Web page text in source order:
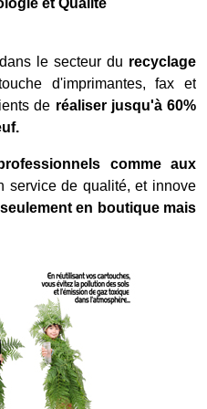
le secteur du recyclage
d'imprimantes, fax et
de réaliser jusqu'à 60%
comme aux
service de qualité, et innove
en boutique mais